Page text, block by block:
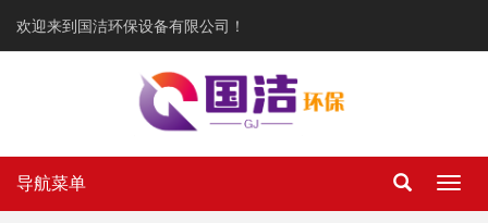
欢迎来到国洁环保设备有限公司！
导航菜单